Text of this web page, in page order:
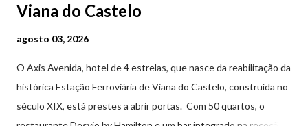
Viana do Castelo
agosto 03, 2026
O Axis Avenida, hotel de 4 estrelas, que nasce da reabilitação da
histórica Estação Ferroviária de Viana do Castelo, construída no
século XIX, está prestes a abrir portas. Com 50 quartos, o